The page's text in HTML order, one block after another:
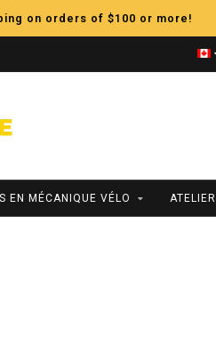
on orders of $100 or more!
EN MÉCANIQUE VÉLO ATELIER